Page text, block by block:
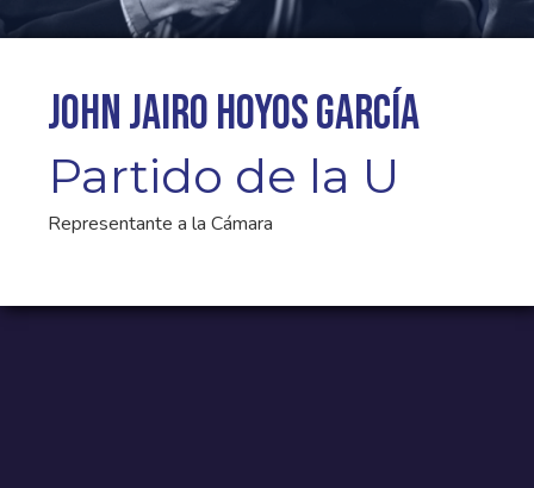
John Jairo Hoyos García
Partido de la U
Representante a la Cámara